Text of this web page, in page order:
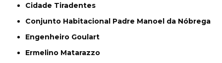
Cidade Tiradentes
Conjunto Habitacional Padre Manoel da Nóbrega
Engenheiro Goulart
Ermelino Matarazzo